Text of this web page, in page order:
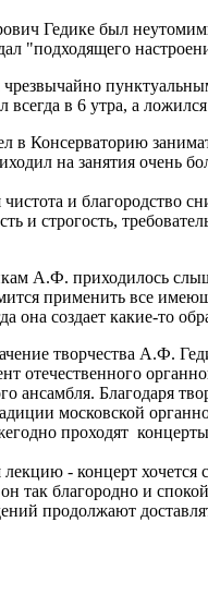
Гедике был
"подходящего
всегда в 6 утра, а
в Консерваторию
на занятия очень
чистота и благородство
и строгость,
А.Ф. приходилось
применить все
она создает какие-то
творчества А.Ф.
отечественного
ансамбля. Благодаря
московской
проходят
- концерт хочется
он так благородно и
продолжают